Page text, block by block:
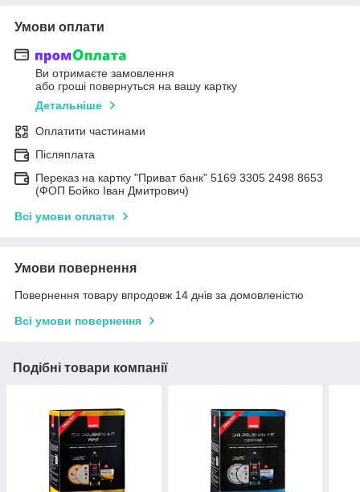
Умови оплати
Ви отримаєте замовлення
або гроші повернуться на вашу картку
Детальніше
Оплатити частинами
Післяплата
Переказ на картку "Приват банк" 5169 3305 2498 8653
(ФОП Бойко Іван Дмитрович)
Всі умови оплати
Умови повернення
Повернення товару впродовж 14 днів за домовленістю
Всі умови повернення
Подібні товари компанії